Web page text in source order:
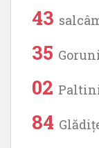
43
35
02
84